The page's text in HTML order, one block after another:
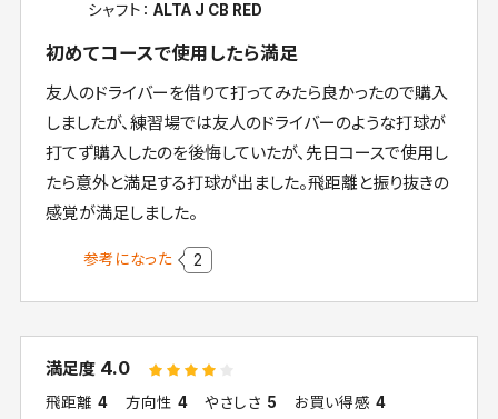
シャフト： ALTA J CB RED
初めてコースで使用したら満足
友人のドライバーを借りて打ってみたら良かったので購入
しましたが、練習場では友人のドライバーのような打球が
打てず購入したのを後悔していたが、先日コースで使用し
たら意外と満足する打球が出ました。飛距離と振り抜きの
感覚が満足しました。
参考になった 2
満足度 4.0
飛距離 4 方向性 4 やさしさ 5 お買い得感 4